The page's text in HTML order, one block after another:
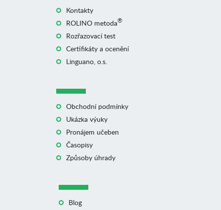
Kontakty
ROLINO metoda®
Rozřazovací test
Certifikáty a ocenění
Linguano, o.s.
Obchodní podmínky
Ukázka výuky
Pronájem učeben
Časopisy
Způsoby úhrady
Blog